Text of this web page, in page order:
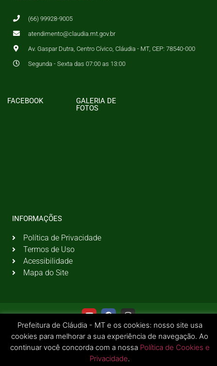
(66) 99928-9005
atendimento@claudia.mt.gov.br
Av. Gaspar Dutra, Centro Cívico, Cláudia - MT, CEP: 78540-000
Segunda - Sexta das 07:00 as 13:00
FACEBOOK
GALERIA DE
FOTOS
INFORMAÇÕES
Política de Privacidade
Termos de Uso
Acessibilidade
Mapa do Site
Prefeitura de Cláudia - MT e os cookies: nosso site usa
cookies para melhorar a sua experiência de navegação. Ao
continuar você concorda com a nossa Política de Cookies e
Privacidade.